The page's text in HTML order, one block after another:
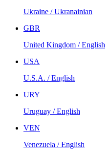
Ukraine / Ukranainian
GBR
United Kingdom / English
USA
U.S.A. / English
URY
Uruguay / English
VEN
Venezuela / English